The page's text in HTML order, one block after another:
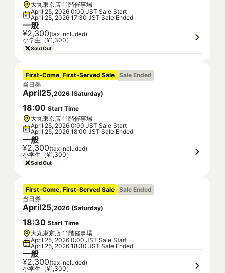
大丸東京店 11階催事場
April 25, 2026 0:00 JST Sale Start
April 25, 2026 17:30 JST Sale Ended
一般
¥2,300(tax included)
小学生（¥1,300）
Sold Out
First-Come, First-Served Sale Sale Ended
当日券
April25,2026 (Saturday)
18:00 Start Time
大丸東京店 11階催事場
April 25, 2026 0:00 JST Sale Start
April 25, 2026 18:00 JST Sale Ended
一般
¥2,300(tax included)
小学生（¥1,300）
Sold Out
First-Come, First-Served Sale Sale Ended
当日券
April25,2026 (Saturday)
18:30 Start Time
大丸東京店 11階催事場
April 25, 2026 0:00 JST Sale Start
April 25, 2026 18:30 JST Sale Ended
一般
¥2,300(tax included)
小学生（¥1,300）